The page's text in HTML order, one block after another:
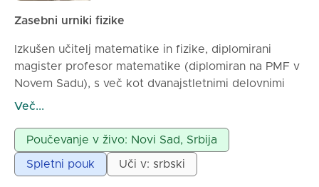
Zasebni urniki fizike
Izkušen učitelj matematike in fizike, diplomirani
magister profesor matematike (diplomiran na PMF v
Novem Sadu), s več kot dvanajstletnimi delovnimi
izkušnjami v osnovnih in srednjih šolah, pa tudi z
fizike za osnovnošolce in srednješolce.
Potrpežljivost in vztrajnost pri delu z učenci sta
glavni značilnosti mojega dela.
Več...
Poučevanje v živo: Novi Sad, Srbija
Spletni pouk Uči v: srbski